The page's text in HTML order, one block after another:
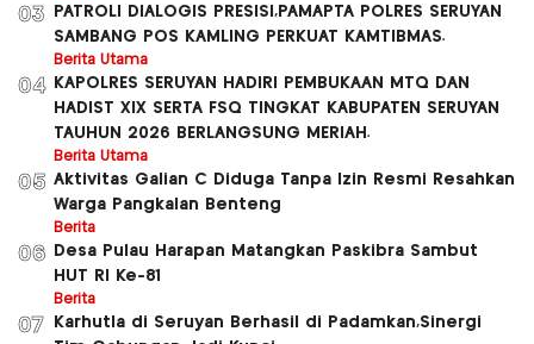
03
PATROLI DIALOGIS PRESISI,PAMAPTA POLRES SERUYAN
SAMBANG POS KAMLING PERKUAT KAMTIBMAS.
Berita Utama
04
KAPOLRES SERUYAN HADIRI PEMBUKAAN MTQ DAN
HADIST XlX SERTA FSQ TINGKAT KABUPATEN SERUYAN
TAUHUN 2026 BERLANGSUNG MERIAH.
Berita Utama
05 Aktivitas Galian C Diduga Tanpa Izin Resmi Resahkan
Warga Pangkalan Benteng
Berita
06
Desa Pulau Harapan Matangkan Paskibra Sambut
HUT RI Ke-81
Berita
07
Karhutla di Seruyan Berhasil di Padamkan,Sinergi